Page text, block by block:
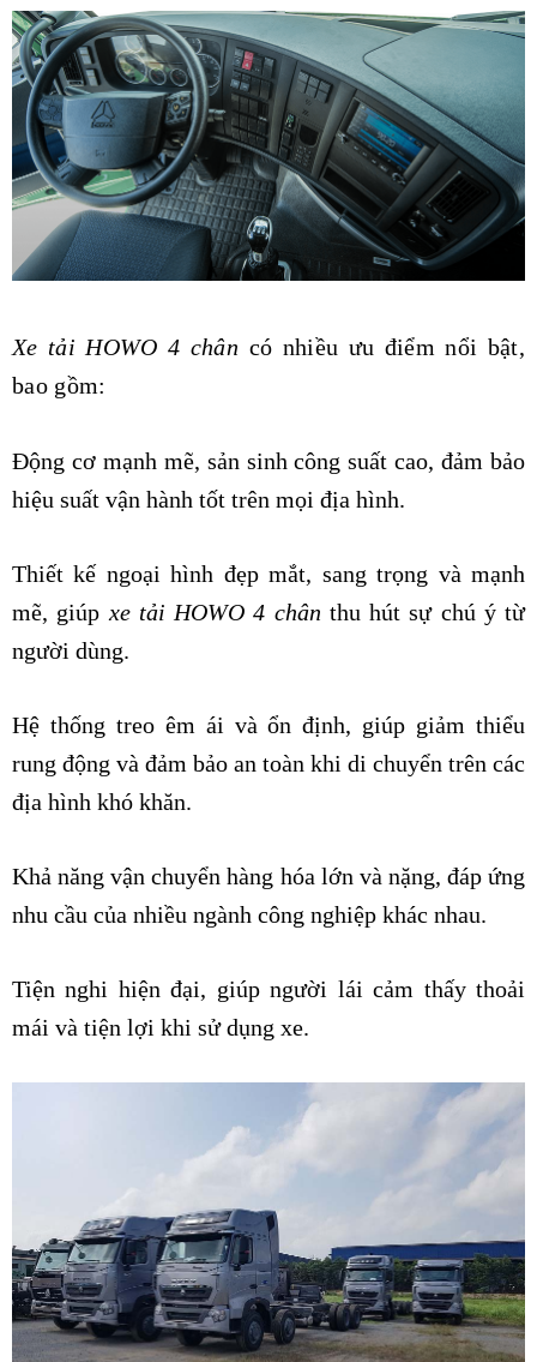
Xe tải HOWO 4 chân có nhiều ưu điểm nổi bật,
bao gồm:
Động cơ mạnh mẽ, sản sinh công suất cao, đảm bảo
hiệu suất vận hành tốt trên mọi địa hình.
Thiết kế ngoại hình đẹp mắt, sang trọng và mạnh
mẽ, giúp xe tải HOWO 4 chân thu hút sự chú ý từ
người dùng.
Hệ thống treo êm ái và ổn định, giúp giảm thiểu
rung động và đảm bảo an toàn khi di chuyển trên các
địa hình khó khăn.
Khả năng vận chuyển hàng hóa lớn và nặng, đáp ứng
nhu cầu của nhiều ngành công nghiệp khác nhau.
Tiện nghi hiện đại, giúp người lái cảm thấy thoải
mái và tiện lợi khi sử dụng xe.